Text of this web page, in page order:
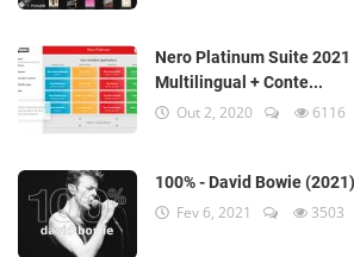
Nero Platinum Suite
Multilingual + Conte...
Out 2, 2020 6116
100% - David Bowie (2021)
Fev 6, 2021 3503